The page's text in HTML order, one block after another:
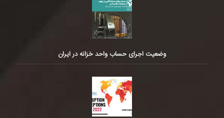
وضعیت اجرای حساب واحد خزانه در ایران